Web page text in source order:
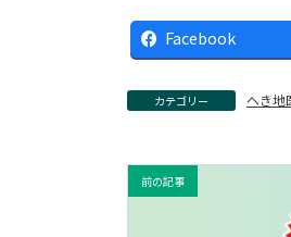
Facebook
カテゴリー へき地
前の記事